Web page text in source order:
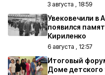
3 августа , 18:59
Увековечили в
появился
Кириленко
6 августа , 12:57
Итоговый
Доме детского